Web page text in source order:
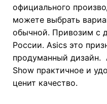
официального
можете выбрать
обычной. Привозим с
России. Asics это
продуманный дизайн.
Show практичное и
ценит качество.